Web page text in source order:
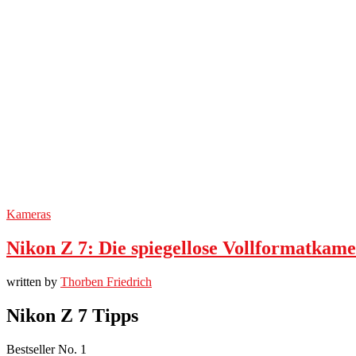
Kameras
Nikon Z 7: Die spiegellose
written by Thorben Friedrich
Nikon Z 7 Tipps
Bestseller No. 1